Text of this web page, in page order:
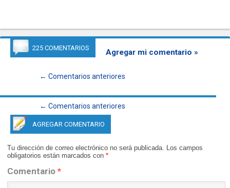
225 COMENTARIOS Agregar mi comentario »
← Comentarios anteriores
← Comentarios anteriores
AGREGAR COMENTARIO
Tu dirección de correo electrónico no será publicada. Los campos
obligatorios están marcados con *
Comentario *